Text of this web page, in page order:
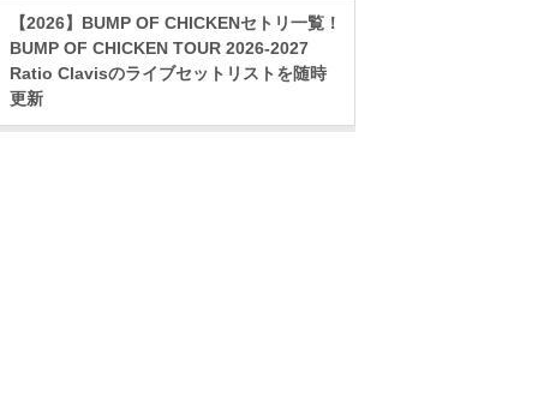
【2026】BUMP OF CHICKENセトリ一覧！
BUMP OF CHICKEN TOUR 2026-2027
Ratio Clavisのライブセットリストを随時
更新